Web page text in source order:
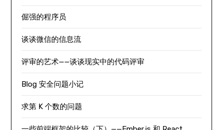
倔强的程序员
谈谈微信的信息流
评审的艺术——谈谈现实中的代码评审
Blog 安全问题小记
求第 K 个数的问题